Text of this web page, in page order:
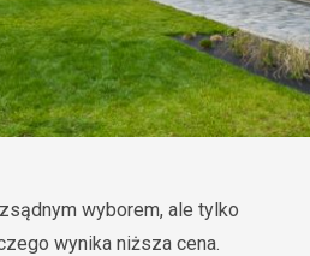
wyborem, ale tylko
wynika niższa cena.